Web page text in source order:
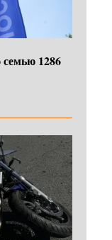
1286